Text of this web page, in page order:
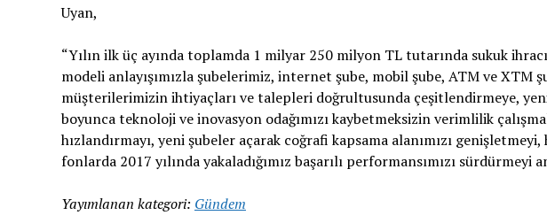
Uyan,
“Yılın ilk üç ayında toplamda 1 milyar 250 milyon TL tutarında sukuk
modeli anlayışımızla şubelerimiz, internet şube, mobil şube, ATM ve
müşterilerimizin ihtiyaçları ve talepleri doğrultusunda çeşitlendirmeye,
boyunca teknoloji ve inovasyon odağımızı kaybetmeksizin verimlilik
hızlandırmayı, yeni şubeler açarak coğrafi kapsama alanımızı
fonlarda 2017 yılında yakaladığımız başarılı performansımızı sürdürmeyi
Yayımlanan kategori: Gündem